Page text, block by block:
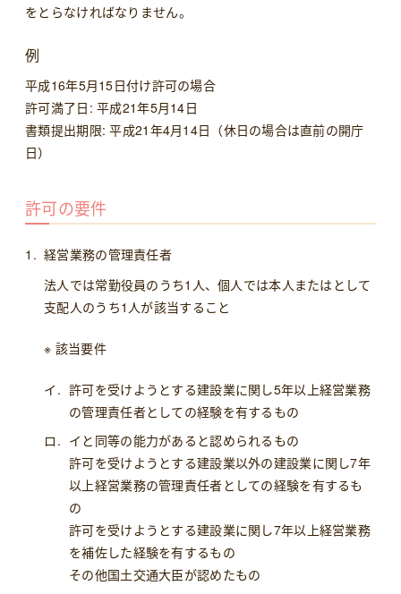
をとらなければなりません。
例
平成16年5月15日付け許可の場合
許可満了日: 平成21年5月14日
書類提出期限: 平成21年4月14日（休日の場合は直前の開庁
日）
許可の要件
経営業務の管理責任者
法人では常勤役員のうち1人、個人では本人またはとして
支配人のうち1人が該当すること
※ 該当要件
許可を受けようとする建設業に関し5年以上経営業務
の管理責任者としての経験を有するもの
イと同等の能力があると認められるもの
許可を受けようとする建設業以外の建設業に関し7年
以上経営業務の管理責任者としての経験を有するも
の
許可を受けようとする建設業に関し7年以上経営業務
を補佐した経験を有するもの
その他国土交通大臣が認めたもの